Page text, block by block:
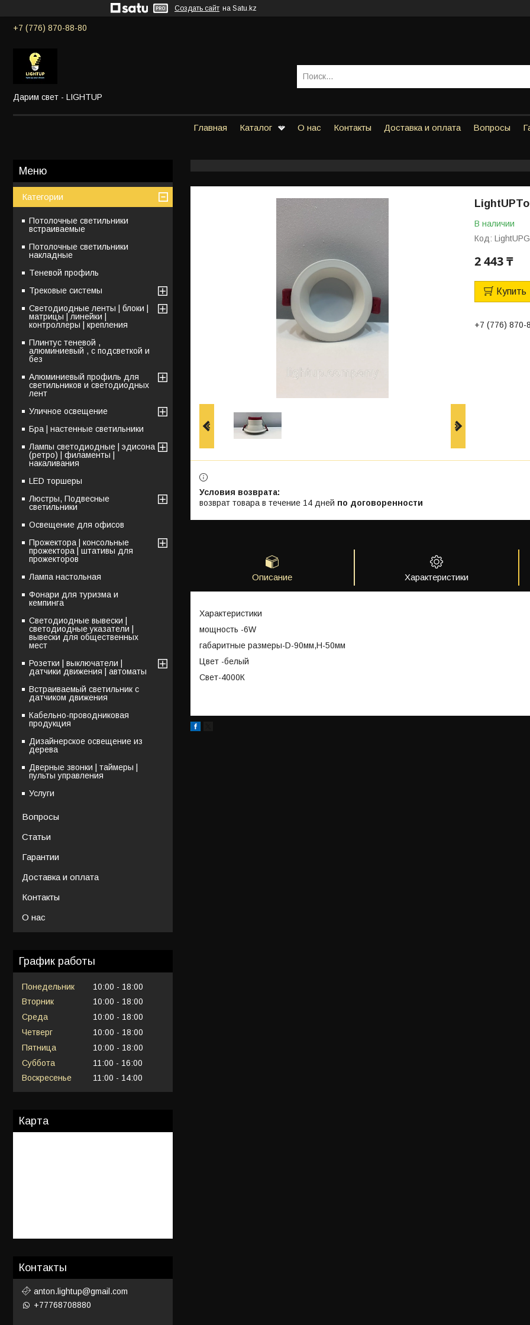
Создать сайт на Satu.kz
+7 (776) 870-88-80
Дарим свет - LIGHTUP
Главная Каталог О нас Контакты Доставка и оплата Вопросы
В наличии
Код:
2 443 ₸
Купить
+7 (776) 870-
возврат товара в течение 14 дней по договоренности
Описание Характеристики
Характеристики
мощность -6W
габаритные размеры-D-90мм,H-50мм
Цвет -белый
Свет-4000К
Категории
Потолочные светильники
встраиваемые
Потолочные светильники
накладные
Теневой профиль
Трековые системы
Светодиодные ленты | блоки |
матрицы | линейки |
контроллеры | крепления
Плинтус теневой ,
алюминиевый , с подсветкой и
без
Алюминиевый профиль для
светильников и светодиодных
лент
Уличное освещение
Бра | настенные светильники
Лампы светодиодные | эдисона
(ретро) | филаменты |
накаливания
LED торшеры
Люстры, Подвесные
светильники
Освещение для офисов
Прожектора | консольные
прожектора | штативы для
прожекторов
Лампа настольная
Фонари для туризма и
кемпинга
Светодиодные вывески |
светодиодные указатели |
вывески для общественных
мест
Розетки | выключатели |
датчики движения | автоматы
Встраиваемый светильник с
датчиком движения
Кабельно-проводниковая
продукция
Дизайнерское освещение из
дерева
Дверные звонки | таймеры |
пульты управления
Услуги
Вопросы
Статьи
Гарантии
Доставка и оплата
Контакты
О нас
График работы
Понедельник 10:00
18:00
Вторник
10:00
18:00
Среда
10:00
18:00
Четверг
10:00
18:00
Пятница
10:00
18:00
Суббота
11:00
16:00
Воскресенье
11:00 14:00
Карта
Контакты
anton.lightup@gmail.com
+77768708880